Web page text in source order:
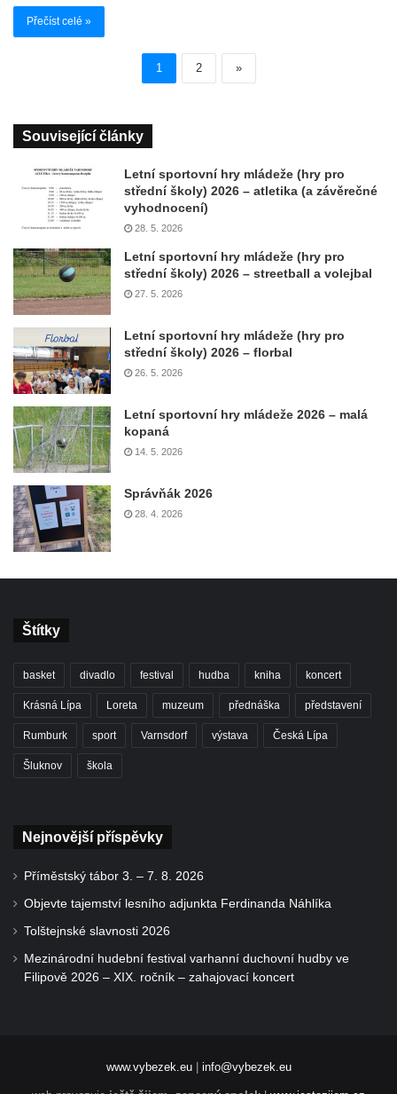
Přečíst celé »
1 2 »
Související články
Letní sportovní hry mládeže (hry pro
střední školy) 2026 – atletika (a závěrečné
vyhodnocení)
28. 5. 2026
Letní sportovní hry mládeže (hry pro
střední školy) 2026 – streetball a volejbal
27. 5. 2026
Letní sportovní hry mládeže (hry pro
střední školy) 2026 – florbal
26. 5. 2026
Letní sportovní hry mládeže 2026 – malá
kopaná
14. 5. 2026
Správňák 2026
28. 4. 2026
Štítky
basket divadlo festival hudba kniha koncert
Krásná Lípa Loreta muzeum přednáška představení
Rumburk sport Varnsdorf výstava Česká Lípa
Šluknov škola
Nejnovější příspěvky
Příměstský tábor 3. – 7. 8. 2026
Objevte tajemství lesního adjunkta Ferdinanda Náhlíka
Tolštejnské slavnosti 2026
Mezinárodní hudební festival varhanní duchovní hudby ve
Filipově 2026 – XIX. ročník – zahajovací koncert
www.vybezek.eu| info@vybezek.eu